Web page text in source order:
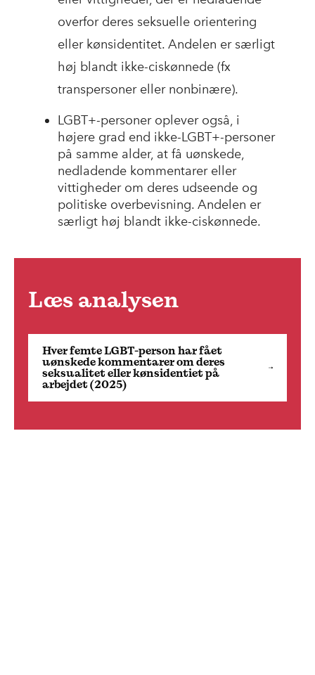
overfor deres seksuelle orientering
eller kønsidentitet. Andelen er særligt
høj blandt ikke-ciskønnede (fx
transpersoner eller nonbinære).
LGBT+-personer oplever også, i
højere grad end ikke-LGBT+-personer
på samme alder, at få uønskede,
nedladende kommentarer eller
vittigheder om deres udseende og
politiske overbevisning. Andelen er
særligt høj blandt ikke-ciskønnede.
Læs analysen
Hver femte LGBT-person har fået
uønskede kommentarer om deres
seksualitet eller kønsidentiet på
arbejdet (2025)